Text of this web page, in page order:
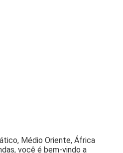
Médio Oriente, África
você é bem-vindo a